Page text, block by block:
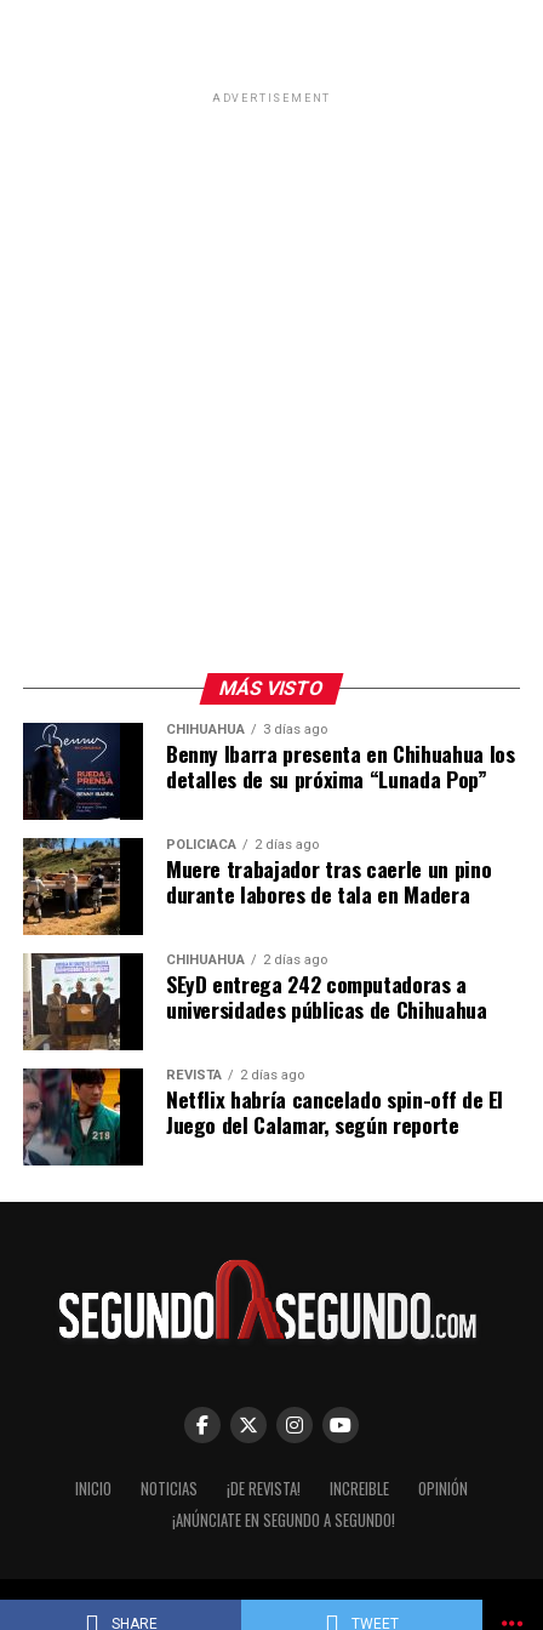
SHARE TWEET
ADVERTISEMENT
MÁS VISTO
CHIHUAHUA 3 días ago
Benny Ibarra presenta en Chihuahua los
detalles de su próxima “Lunada Pop”
POLICIACA 2 días ago
Muere trabajador tras caerle un pino
durante labores de tala en Madera
CHIHUAHUA 2 días ago
SEyD entrega 242 computadoras a
universidades públicas de Chihuahua
REVISTA 2 días ago
Netflix habría cancelado spin-off de El
Juego del Calamar, según reporte
INICIO NOTICIAS ¡DE REVISTA! INCREIBLE
OPINIÓN
¡ANÚNCIATE EN SEGUNDO A SEGUNDO!
© Segundo a Segundo 2007-2026. ImaginaZion Comunicaciones.